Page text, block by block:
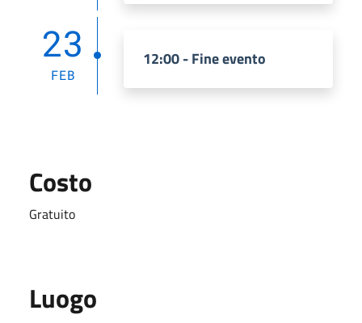
23
FEB
12:00 - Fine evento
Costo
Gratuito
Luogo